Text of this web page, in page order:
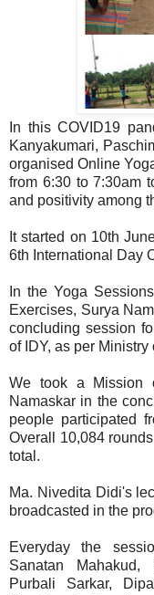
In this COVID19
Kanyakumari,
organised Online
from 6:30 to 7:30am
and positivity among
It started on 10th
6th International Day
In the Yoga
Exercises, Surya
concluding session
of IDY, as per Ministry
We took a Mission
Namaskar in the
people participated
Overall 10,084
total.
Ma. Nivedita Didi's
broadcasted in the
Everyday the
Sanatan Mahakud,
Purbali Sarkar,